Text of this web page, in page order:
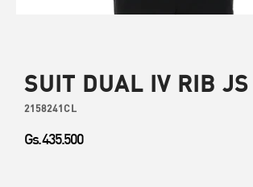
SUIT DUAL IV RIB JS
2158241CL
Gs. 435.500